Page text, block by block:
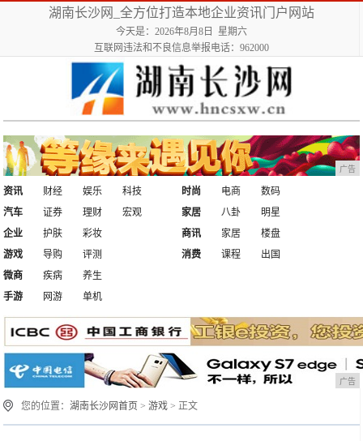
湖南长沙网_全方位打造本地企业资讯门户网站
今天是：2026年8月8日 星期六
互联网违法和不良信息举报电话：962000
广告
资讯 财经 娱乐
科技
汽车
证券 理财 宏观
时尚 电商
数码
家居
八卦
明星
企业
护肤
彩妆
游戏
导购 评测
商讯 家居
楼盘
消费
课程
出国
微商
疾病
养生
手游
网游 单机
广告
您的位置：湖南长沙网首页 >游戏 > 正文